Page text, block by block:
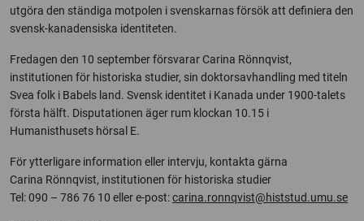
utgöra den ständiga motpolen i svenskarnas försök att definiera den
svensk-kanadensiska identiteten.
Fredagen den 10 september försvarar Carina Rönnqvist,
institutionen för historiska studier, sin doktorsavhandling med titeln
Svea folk i Babels land. Svensk identitet i Kanada under 1900-talets
första hälft. Disputationen äger rum klockan 10.15 i
Humanisthusets hörsal E.
För ytterligare information eller intervju, kontakta gärna
Carina Rönnqvist, institutionen för historiska studier
Tel: 090 – 786 76 10 eller e-post:carina.ronnqvist@histstud.umu.se